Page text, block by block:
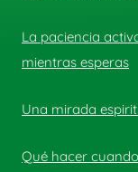
La paciencia
mientras esperas
Una mirada
Qué hacer